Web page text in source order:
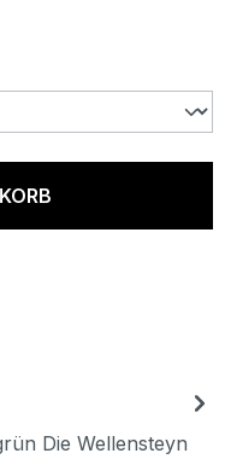
Die Wellensteyn